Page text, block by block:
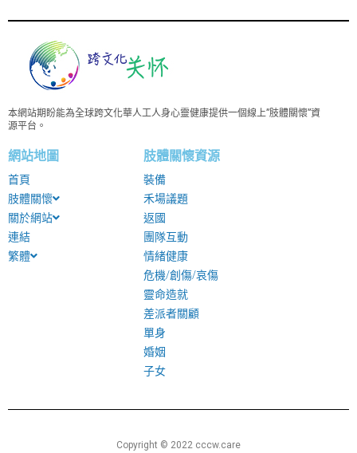
本網站期盼能為全球跨文化華人工人身心靈健康提供一個線上”肢體關懷”資
源平台。
網站地圖
首頁
肢體關懷
關於網站
連結
繁體
肢體關懷資源
裝備
禾場議題
返國
團隊互動
情緒健康
危機/創傷/哀傷
靈命造就
差派者關顧
單身
婚姻
子女
Copyright © 2022 cccw.care